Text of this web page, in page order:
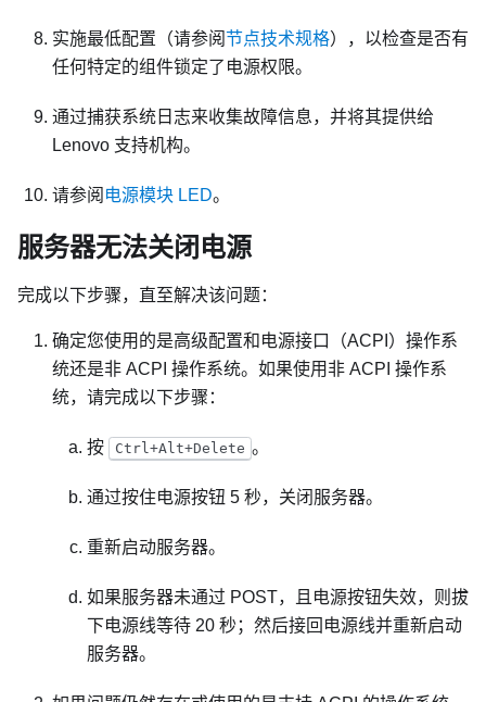
实施最低配置（请参阅节点技术规格），以检查是否有
任何特定的组件锁定了电源权限。
通过捕获系统日志来收集故障信息，并将其提供给
Lenovo 支持机构。
请参阅 电源模块 LED。
服务器无法关闭电源
完成以下步骤，直至解决该问题：
确定您使用的是高级配置和电源接口（ACPI）操作系
统还是非 ACPI 操作系统。如果使用非 ACPI 操作系
统，请完成以下步骤：
按 Ctrl+Alt+Delete 。
通过按住电源按钮 5 秒，关闭服务器。
重新启动服务器。
如果服务器未通过 POST，且电源按钮失效，则拔
下电源线等待 20 秒；然后接回电源线并重新启动
服务器。